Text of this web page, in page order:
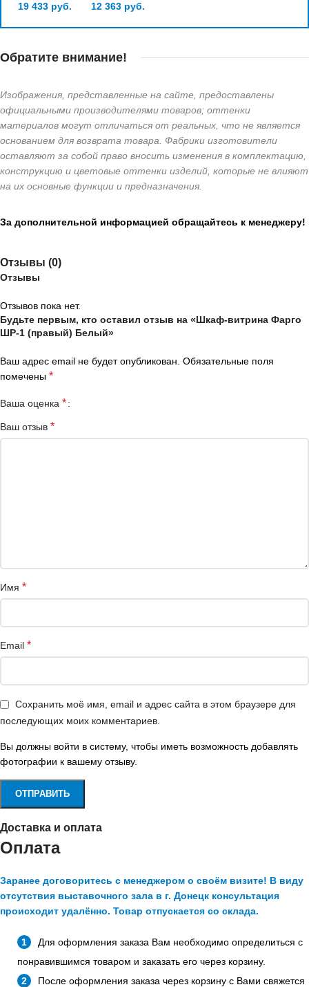
19 433 руб. 12 363 руб.
Обратите внимание!
Изображения, представленные на сайте, предоставлены
официальными производителями товаров; оттенки
материалов могут отличаться от реальных, что не является
основанием для возврата товара. Фабрики изготовители
оставляют за собой право вносить изменения в комплектацию,
конструкцию и цветовые оттенки изделий, которые не влияют
на их основные функции и предназначения.
За дополнительной информацией обращайтесь к менеджеру!
Отзывы (0)
Отзывы
Отзывов пока нет.
Будьте первым, кто оставил отзыв на «Шкаф-витрина Фарго
ШР-1 (правый) Белый»
Ваш адрес email не будет опубликован. Обязательные поля
помечены *
Ваша оценка *
Ваш отзыв *
Имя *
Email *
Сохранить моё имя, email и адрес сайта в этом браузере для
последующих моих комментариев.
Вы должны войти в систему, чтобы иметь возможность добавлять
фотографии к вашему отзыву.
Доставка и оплата
Оплата
Заранее договоритесь с менеджером о своём визите! В виду
отсутствия выставочного зала в г. Донецк консультация
происходит удалённо. Товар отпускается со склада.
Для оформления заказа Вам необходимо определиться с
понравившимся товаром и заказать его через корзину.
После оформления заказа через корзину с Вами свяжется